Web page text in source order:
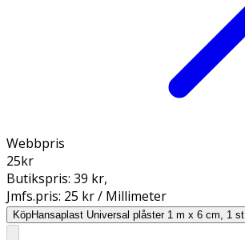
Webbpris
25kr
Butikspris: 39 kr,
Jmfs.pris: 25 kr / Millimeter
KöpHansaplast Universal plåster 1 m x 6 cm, 1 st